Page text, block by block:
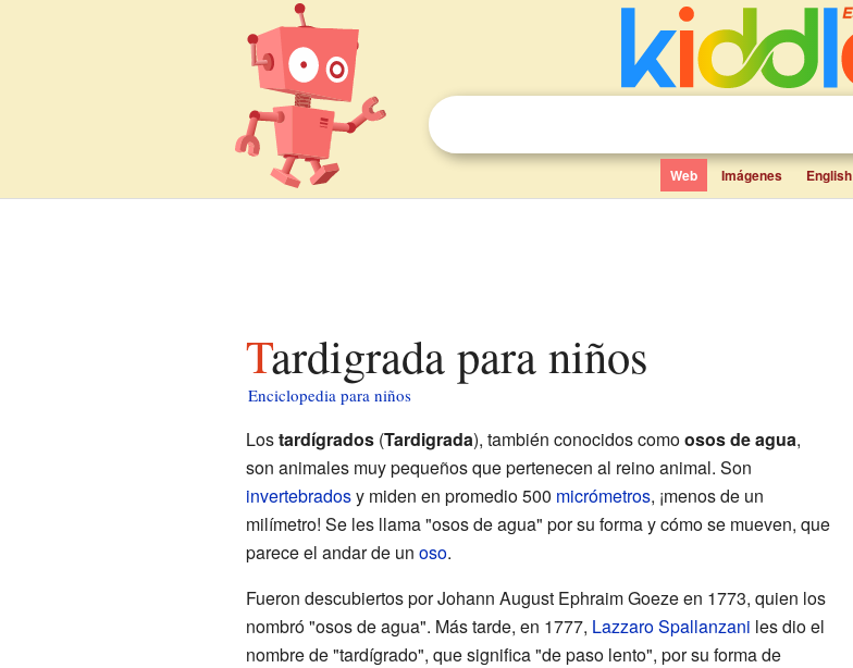
Web Imágenes English
Tardigrada para niños
Enciclopedia para niños
Lostardígrados(Tardigrada), también conocidos comoosos de agua,
son animales muy pequeños que pertenecen al reino animal. Son
invertebradosy miden en promedio 500 micrómetros, ¡menos de un
milímetro! Se les llama "osos de agua" por su forma y cómo se mueven, que
parece el andar de un oso.
Fueron descubiertos por Johann August Ephraim Goeze en 1773, quien los
nombró "osos de agua". Más tarde, en 1777, Lazzaro Spallanzani les dio el
nombre de "tardígrado", que significa "de paso lento", por su forma de